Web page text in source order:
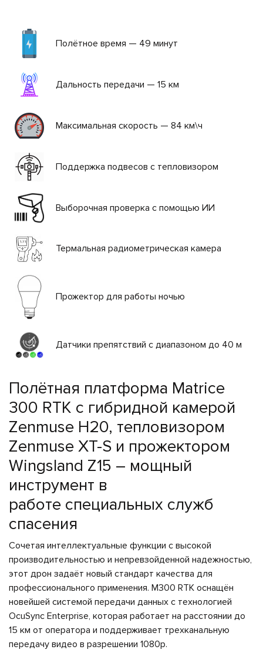
СВЯЗАТЬСЯ
НАМИ
495
646
Полётное время — 49 минут
Дальность передачи — 15 км
Максимальная скорость — 84 км\ч
Поддержка подвесов с тепловизором
Выборочная проверка с помощью ИИ
Термальная радиометрическая камера
Прожектор для работы ночью
Датчики препятствий с диапазоном до 40 м
Полётная платформа Matrice
300 RTK с гибридной камерой
Zenmuse H20, тепловизором
Zenmuse XT-S и прожектором
Wingsland Z15 – мощный
инструмент в
работе специальных служб
спасения
Сочетая интеллектуальные функции с высокой
производительностью и непревзойденной надежностью,
этот дрон задаёт новый стандарт качества для
профессионального применения. M300 RTK оснащён
новейшей системой передачи данных с технологией
OcuSync Enterprise, которая работает на расстоянии до
15 км от оператора и поддерживает трехканальную
передачу видео в разрешении 1080p.